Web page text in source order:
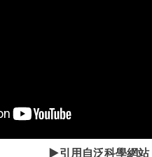
▶️引用自泛科學網站